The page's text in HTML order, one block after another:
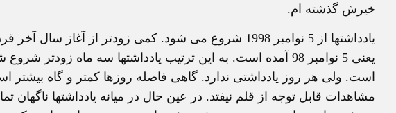
خیرش گذشته ام.
یادداشتها از 5 نوامبر 1998 شروع می شود. کمی زودتر از
است. ولی هر روز یادداشتی ندارد. گاهی فاصله روزها کمتر و گاه بیشتر
مشاهدات قابل توجه از قلم نیفتد. در عین حال در میانه یادداشتها ناگهان